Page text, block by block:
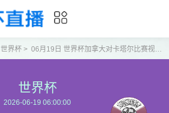
世界杯> 06月19日 世界杯加拿大对卡塔尔比赛视频直播
世界杯
2026-06-19 06:00:00